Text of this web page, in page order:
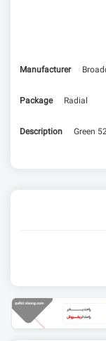
Manufacturer
Package Radial
Description Green